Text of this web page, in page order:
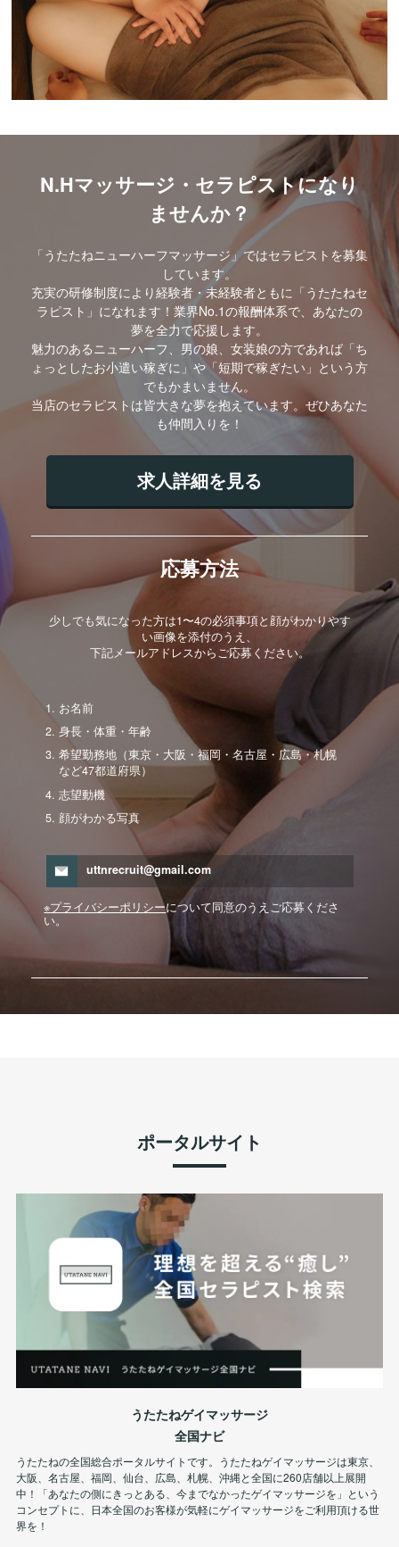
N.Hマッサージ・セラピストになり
ませんか？
「うたたねニューハーフマッサージ」ではセラピストを募集
しています。
充実の研修制度により経験者・未経験者ともに「うたたねセ
ラピスト」になれます！業界No.1の報酬体系で、あなたの
夢を全力で応援します。
魅力のあるニューハーフ、男の娘、女装娘の方であれば「ち
ょっとしたお小遣い稼ぎに」や「短期で稼ぎたい」という方
でもかまいません。
当店のセラピストは皆大きな夢を抱えています。ぜひあなた
も仲間入りを！
求人詳細を見る
応募方法
少しでも気になった方は1〜4の必須事項と顔がわかりやす
い画像を添付のうえ、
下記メールアドレスからご応募ください。
お名前
身長・体重・年齢
希望勤務地（東京・大阪・福岡・名古屋・広島・札幌
など47都道府県）
志望動機
顔がわかる写真
uttnrecruit@gmail.com
※プライバシーポリシーについて同意のうえご応募くださ
い。
ポータルサイト
うたたねゲイマッサージ
全国ナビ
うたたねの全国総合ポータルサイトです。うたたねゲイマッサージは東京、
大阪、名古屋、福岡、仙台、広島、札幌、沖縄と全国に260店舗以上展開
中！「あなたの側にきっとある、今までなかったゲイマッサージを」という
コンセプトに、日本全国のお客様が気軽にゲイマッサージをご利用頂ける世
界を！